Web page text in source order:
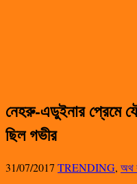
নেহরু-এডুইনার প্রেমে
ছিল গভীর
31/07/2017 TRENDING, অথ